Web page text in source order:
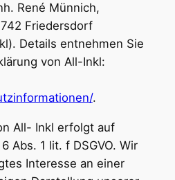
René Münnich,
Friedersdorf
Details entnehmen Sie
von All-Inkl:
.
All- Inkl erfolgt auf
Abs. 1 lit. f DSGVO. Wir
Interesse an einer